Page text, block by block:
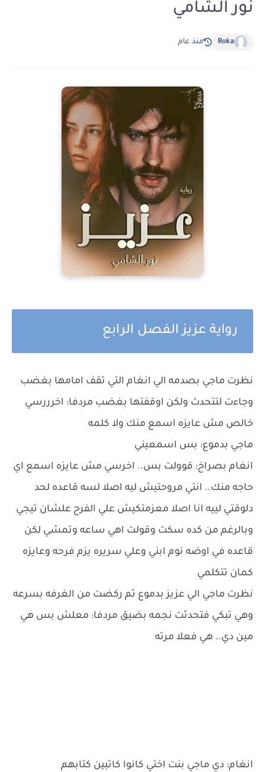
نور الشامي
Roka منذ عام
رواية عزيز الفصل الرابع
نظرت ماجي بصدمه الي انغام التي تقف امامها بغضب
وجاءت لتتحدث ولكن اوقفتها بغضب مردفا: اخرررسي
خالص مش عايزه اسمع منك ولا كلمه
ماجي بدموع: بس اسمعيني
انغام بصراخ: قوولت بس.. اخرسي مش عايزه اسمع اي
حاجه منك.. انتي مروحتيش ليه اصلا لسه قاعده لحد
دلوقتي لييه انا اصلا معزمتكيش علي الفرح علشان تيجي
وبالرغم من كده سكت وقولت اهي ساعه وتمشي لكن
قاعده في اوضه نوم ابني وعلي سريره يزم فرحه وعايزه
كمان تتكلمي
نظرت ماجي الي عزيز بدموع ثم ركضت من الغرفه بسرعه
وهي تبكي فتحدثت نجمه بضيق مردفا: معلش بس هي
مين دي.. هي فعلا مرته
انغام: دي ماجي بنت اختي كانوا كاتبين كتابهم